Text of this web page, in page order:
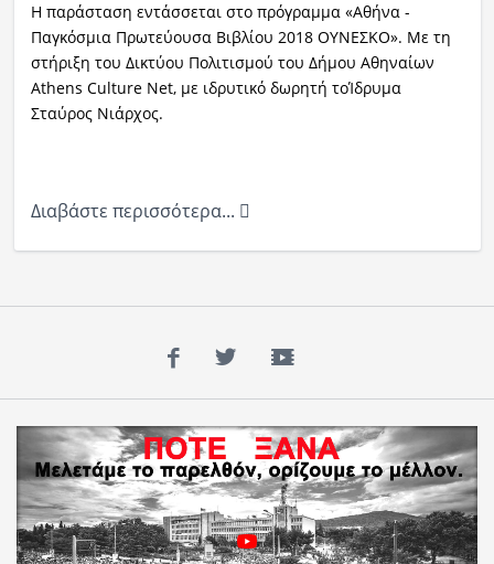
Η παράσταση εντάσσεται στο πρόγραμμα «Αθήνα -
Παγκόσμια Πρωτεύουσα Βιβλίου 2018 ΟΥΝΕΣΚΟ». Mε τη
στήριξη του Δικτύου Πολιτισμού του Δήμου Αθηναίων
Athens Culture Net, με ιδρυτικό δωρητή τοΊδρυμα
Σταύρος Νιάρχος.
Διαβάστε περισσότερα...
Facebook
TwitterYouTube